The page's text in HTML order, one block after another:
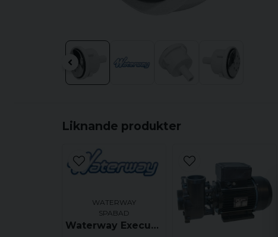
Liknande produkter
WATERWAY
SPABAD
Waterway Executive Euro, 48F, 2.0 hk, 2 växlar, 2.5x2.0 tum, Sidoutkast, Centrerat insug